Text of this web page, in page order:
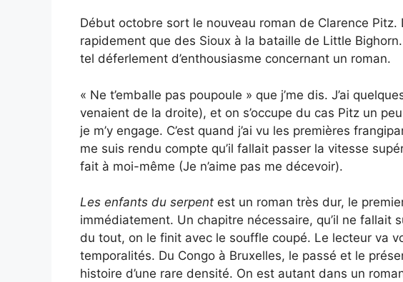
Début octobre sort le nouveau roman de Clarence
rapidement que des Sioux à la bataille de Little
tel déferlement d’enthousiasme concernant un roman.
« Ne t’emballe pas poupoule » que j’me dis. J’ai
venaient de la droite), et on s’occupe du cas Pitz un
je m’y engage. C’est quand j’ai vu les premières
me suis rendu compte qu’il fallait passer la vitesse
fait à moi-même (Je n’aime pas me décevoir).
Les enfants du serpent est un roman très dur, le
immédiatement. Un chapitre nécessaire, qu’il ne fallait
du tout, on le finit avec le souffle coupé. Le lecteur va
temporalités. Du Congo à Bruxelles, le passé et le
histoire d’une rare densité. On est autant dans un